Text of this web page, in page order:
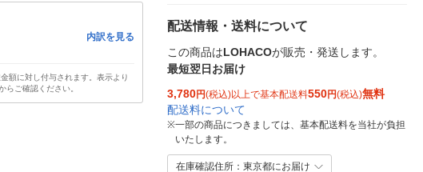
内訳を見る
額に対し付与されます。表示より
らご確認ください。
配送情報・送料について
この商品はLOHACOが販売・発送します。
最短翌日お届け
3,780円(税込)以上で基本配送料550円(税込)無料
配送料について
※一部の商品につきましては、基本配送料を当社が負担
いたします。
在庫確認住所：東京都にお届け